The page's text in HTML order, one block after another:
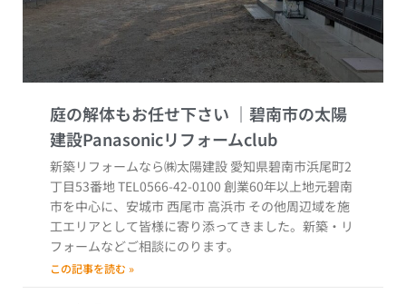
庭の解体もお任せ下さい
新築リフォームなら㈱太陽建設 愛知県碧南市浜尾町2
丁目53番地 TEL0566-42-0100 創業60年以上地元碧南
市を中心に、安城市 西尾市 高浜市 その他周辺域を施
工エリアとして皆様に寄り添ってきました。新築・リ
フォームなどご相談にのります。
この記事を読む »